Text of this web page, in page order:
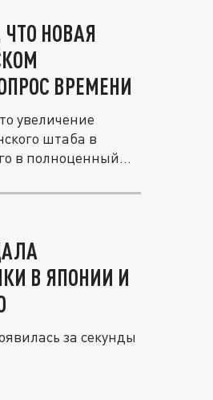
НОВАЯ
ВРЕМЕНИ
увеличение
штаба в
в полноценный...
В ЯПОНИИ И
за секунды